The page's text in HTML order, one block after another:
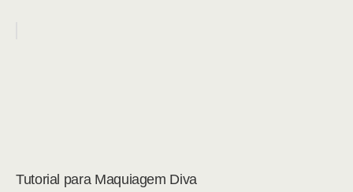
Tutorial para Maquiagem Diva